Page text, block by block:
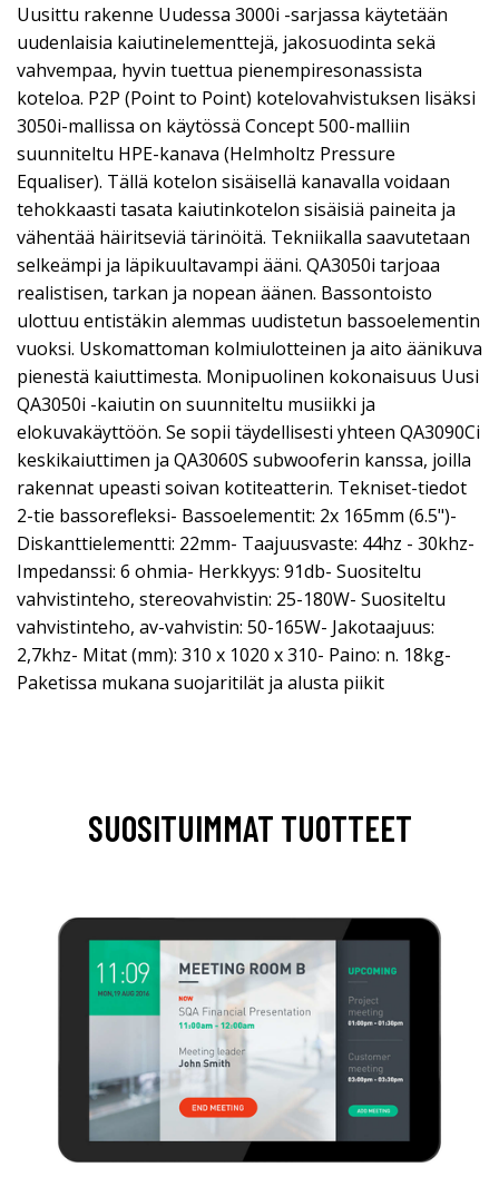
Uusittu rakenne Uudessa 3000i -sarjassa käytetään
uudenlaisia kaiutinelementtejä, jakosuodinta sekä
vahvempaa, hyvin tuettua pienempiresonassista
koteloa. P2P (Point to Point) kotelovahvistuksen lisäksi
3050i-mallissa on käytössä Concept 500-malliin
suunniteltu HPE-kanava (Helmholtz Pressure
Equaliser). Tällä kotelon sisäisellä kanavalla voidaan
tehokkaasti tasata kaiutinkotelon sisäisiä paineita ja
vähentää häiritseviä tärinöitä. Tekniikalla saavutetaan
selkeämpi ja läpikuultavampi ääni. QA3050i tarjoaa
realistisen, tarkan ja nopean äänen. Bassontoisto
ulottuu entistäkin alemmas uudistetun bassoelementin
vuoksi. Uskomattoman kolmiulotteinen ja aito äänikuva
pienestä kaiuttimesta. Monipuolinen kokonaisuus Uusi
QA3050i -kaiutin on suunniteltu musiikki ja
elokuvakäyttöön. Se sopii täydellisesti yhteen QA3090Ci
keskikaiuttimen ja QA3060S subwooferin kanssa, joilla
rakennat upeasti soivan kotiteatterin. Tekniset-tiedot
2-tie bassorefleksi- Bassoelementit: 2x 165mm (6.5")-
Diskanttielementti: 22mm- Taajuusvaste: 44hz - 30khz-
Impedanssi: 6 ohmia- Herkkyys: 91db- Suositeltu
vahvistinteho, stereovahvistin: 25-180W- Suositeltu
vahvistinteho, av-vahvistin: 50-165W- Jakotaajuus:
2,7khz- Mitat (mm): 310 x 1020 x 310- Paino: n. 18kg-
Paketissa mukana suojaritilät ja alusta piikit
SUOSITUIMMAT TUOTTEET